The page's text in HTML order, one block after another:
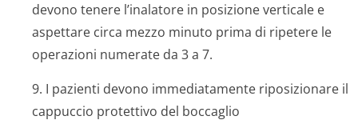
devono tenere l’inalatore in posizione verticale e
aspettare circa mezzo minuto prima di ripetere le
operazioni numerate da 3 a 7.
9. I pazienti devono immediatamente riposizionare il
cappuccio protettivo del boccaglio